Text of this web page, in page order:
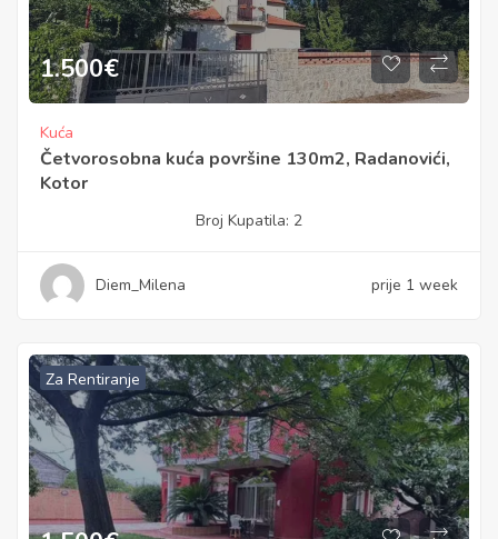
1.500€
Kuća
Četvorosobna kuća površine 130m2, Radanovići,
Kotor
Broj Kupatila: 2
Diem_Milena prije 1 week
Za Rentiranje